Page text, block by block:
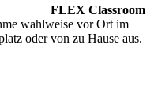
FLEX Classroom
wahlweise vor Ort im
oder von zu Hause aus.